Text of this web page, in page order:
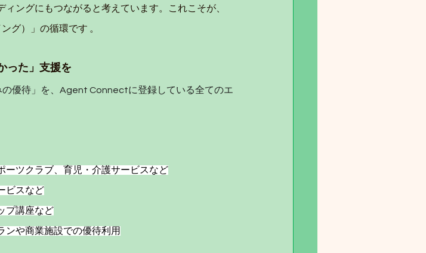
ングにもつながると考えています。これこそが、
グ）」の循環です 。
った」支援を
優待」を、Agent Connectに登録している全てのエ
ーツクラブ、育児・介護サービスなど
ビスなど
プ講座など
ンや商業施設での優待利用